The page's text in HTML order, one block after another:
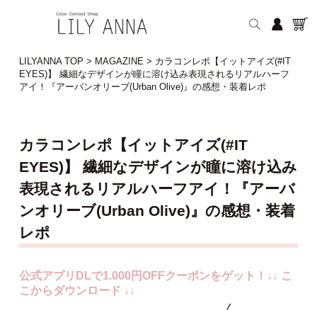
LILYANNA TOP > MAGAZINE> カラコンレポ【イットアイズ(#IT
EYES)】 繊細なデザインが瞳に溶け込み表現されるリアルハーフ
アイ！『アーバンオリーブ(Urban Olive)』の感想・装着レポ
カラコンレポ【イットアイズ(#IT
EYES)】 繊細なデザインが瞳に溶け込み
表現されるリアルハーフアイ！『アーバ
ンオリーブ(Urban Olive)』の感想・装着
レポ
公式アプリDLで1.000円OFFクーポンをゲット！↓↓ こ
こからダウンロード ↓↓